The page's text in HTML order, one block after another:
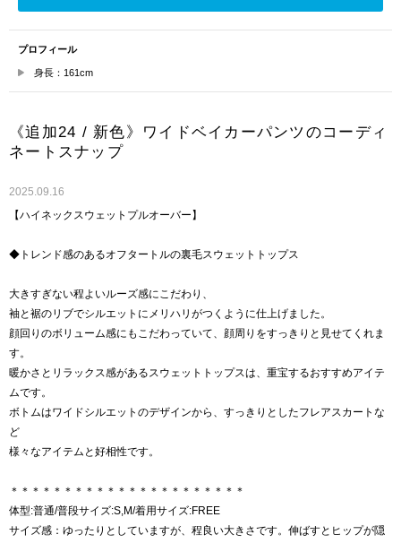
プロフィール
身長：161cm
《追加24 / 新色》ワイドベイカーパンツのコーディ
ネートスナップ
2025.09.16
【ハイネックスウェットプルオーバー】
◆トレンド感のあるオフタートルの裏毛スウェットトップス
大きすぎない程よいルーズ感にこだわり、
袖と裾のリブでシルエットにメリハリがつくように仕上げました。
顔回りのボリューム感にもこだわっていて、顔周りをすっきりと見せてくれま
す。
暖かさとリラックス感があるスウェットトップスは、重宝するおすすめアイテ
ムです。
ボトムはワイドシルエットのデザインから、すっきりとしたフレアスカートな
ど
様々なアイテムと好相性です。
＊＊＊＊＊＊＊＊＊＊＊＊＊＊＊＊＊＊＊＊＊＊
体型:普通/普段サイズ:S,M/着用サイズ:FREE
サイズ感：ゆったりとしていますが、程良い大きさです。伸ばすとヒップが隠